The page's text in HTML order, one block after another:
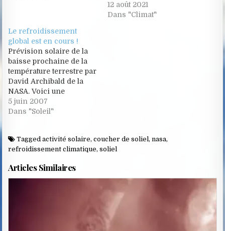
12 août 2021
Dans "Climat"
Le refroidissement
global est en cours !
Prévision solaire de la
baisse prochaine de la
température terrestre par
David Archibald de la
NASA. Voici une
prévision solaire de ce
physicien de la NASA qui
nous apportera un
refroidissement sur
ce refroidissement avait
5 juin 2007
Dans "Soleil"
Taggedactivité solaire,coucher de soliel,nasa,
refroidissement climatique,soliel
Articles Similaires